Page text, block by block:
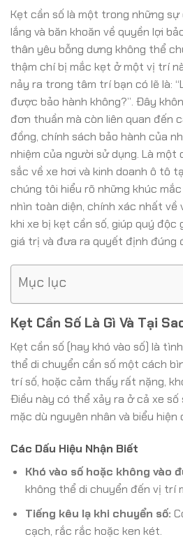
Kẹt cần số là một trong những sự
lắng và băn khoăn về quyền lợi
thân yêu bỗng dưng không thể
thậm chí bị mắc kẹt ở một vị trí
nảy ra trong tâm trí bạn có lẽ là:
được bảo hành không?”. Đây
đơn thuần mà còn liên quan đến
đồng, chính sách bảo hành của
nhiệm của người sử dụng. Là một
sắc về xe hơi và kinh doanh ô tô
chúng tôi hiểu rõ những khúc
nhìn toàn diện, chính xác nhất về
khi xe bị kẹt cần số, giúp quý
giá trị và đưa ra quyết định đúng
Mục lục
Kẹt Cần Số Là Gì Và Tại
Kẹt cần số (hay khó vào số) là
thể di chuyển cần số một cách
trí số, hoặc cảm thấy rất nặng,
Điều này có thể xảy ra ở cả xe số
mặc dù nguyên nhân và biểu hiện
Các Dấu Hiệu Nhận Biết
Khó vào số hoặc không vào
không thể di chuyển đến vị trí
Tiếng kêu lạ khi chuyển số:
cạch, rắc rắc hoặc ken két.